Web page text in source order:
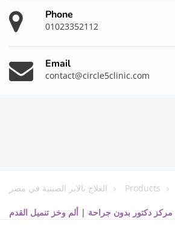
Phone
01023352112
Email
contact@circle5clinic.com
العلاج بالابر الصينية في مصر Products
دكتور بدون جراحة | ألم وخز تنميل القدم